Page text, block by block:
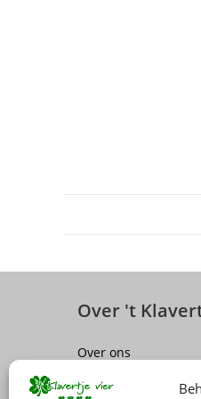
Over 't
Over ons